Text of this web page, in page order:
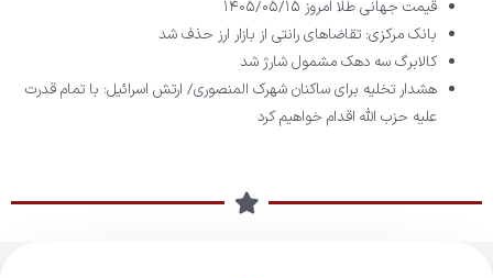
قیمت جهانی طلا امروز ۱۴۰۵/۰۵/۱۵
بانک مرکزی: تقاضا‌های رانتی از بازار ارز حذف شد
کالابرگ سه دهک مشمول شارژ شد
هشدار تخلیه برای ساکنان شهرک المنصوری/ ارتش اسرائیل: با تمام قدرت
علیه حزب الله اقدام خواهیم کرد